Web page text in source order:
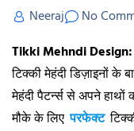
Neeraj
No
Tikki Mehndi Design:
टिक्की मेहंदी डिज़ाइनों के
मेहंदी पैटर्न्स से अपने
मौके के लिए परफेक्ट